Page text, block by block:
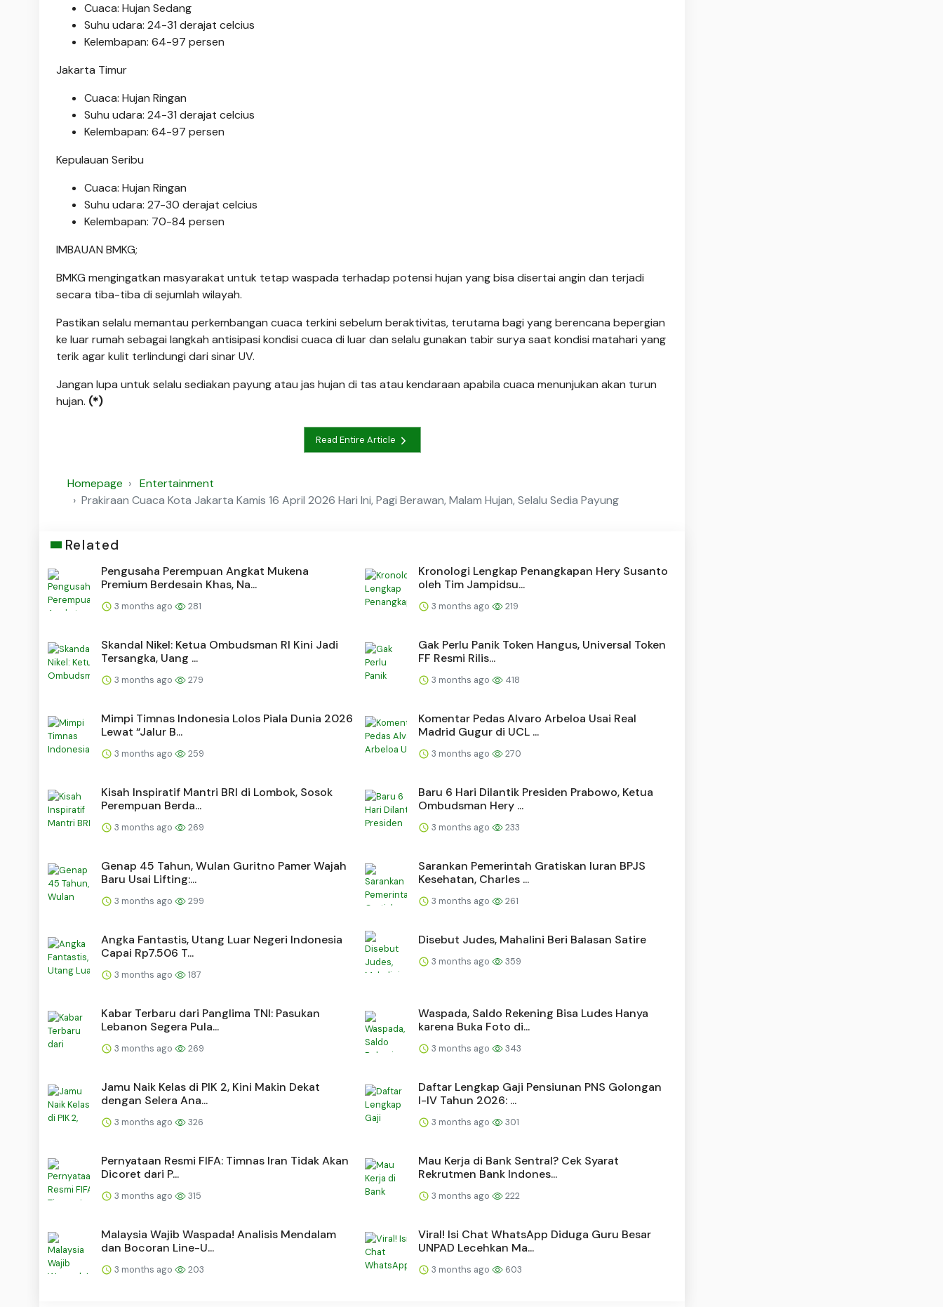
Cuaca: Hujan Sedang
Suhu udara: 24-31 derajat celcius
Kelembapan: 64-97 persen
Jakarta Timur
Cuaca: Hujan Ringan
Suhu udara: 24-31 derajat celcius
Kelembapan: 64-97 persen
Kepulauan Seribu
Cuaca: Hujan Ringan
Suhu udara: 27-30 derajat celcius
Kelembapan: 70-84 persen
IMBAUAN BMKG;
BMKG mengingatkan masyarakat untuk tetap waspada terhadap potensi hujan yang bisa disertai angin dan terjadi
secara tiba-tiba di sejumlah wilayah.
Pastikan selalu memantau perkembangan cuaca terkini sebelum beraktivitas, terutama bagi yang berencana bepergian
ke luar rumah sebagai langkah antisipasi kondisi cuaca di luar dan selalu gunakan tabir surya saat kondisi matahari yang
terik agar kulit terlindungi dari sinar UV.
Jangan lupa untuk selalu sediakan payung atau jas hujan di tas atau kendaraan apabila cuaca menunjukan akan turun
hujan. (*)
Read Entire Article
Homepage
Entertainment
Prakiraan Cuaca Kota Jakarta Kamis 16 April 2026 Hari Ini, Pagi Berawan, Malam Hujan, Selalu Sedia Payung
Related
Pengusaha Perempuan Angkat Mukena
Premium Berdesain Khas, Na...
3 months ago 281
Kronologi Lengkap Penangkapan Hery Susanto
oleh Tim Jampidsu...
3 months ago 219
Skandal Nikel: Ketua Ombudsman RI Kini Jadi
Tersangka, Uang ...
3 months ago 279
Gak Perlu Panik Token Hangus, Universal Token
FF Resmi Rilis...
3 months ago 418
Mimpi Timnas Indonesia Lolos Piala Dunia 2026
Lewat “Jalur B...
3 months ago 259
Komentar Pedas Alvaro Arbeloa Usai Real
Madrid Gugur di UCL ...
3 months ago 270
Kisah Inspiratif Mantri BRI di Lombok, Sosok
Perempuan Berda...
3 months ago 269
Baru 6 Hari Dilantik Presiden Prabowo, Ketua
Ombudsman Hery ...
3 months ago 233
Genap 45 Tahun, Wulan Guritno Pamer Wajah
Baru Usai Lifting:...
3 months ago 299
Sarankan Pemerintah Gratiskan Iuran BPJS
Kesehatan, Charles ...
3 months ago 261
Angka Fantastis, Utang Luar Negeri Indonesia
Capai Rp7.506 T...
3 months ago 187
Disebut Judes, Mahalini Beri Balasan Satire
3 months ago 359
Kabar Terbaru dari Panglima TNI: Pasukan
Lebanon Segera Pula...
3 months ago 269
Waspada, Saldo Rekening Bisa Ludes Hanya
karena Buka Foto di...
3 months ago 343
Jamu Naik Kelas di PIK 2, Kini Makin Dekat
dengan Selera Ana...
3 months ago 326
Daftar Lengkap Gaji Pensiunan PNS Golongan
I-IV Tahun 2026: ...
3 months ago 301
Pernyataan Resmi FIFA: Timnas Iran Tidak Akan
Dicoret dari P...
3 months ago 315
Mau Kerja di Bank Sentral? Cek Syarat
Rekrutmen Bank Indones...
3 months ago 222
Malaysia Wajib Waspada! Analisis Mendalam
dan Bocoran Line-U...
3 months ago 203
Viral! Isi Chat WhatsApp Diduga Guru Besar
UNPAD Lecehkan Ma...
3 months ago 603